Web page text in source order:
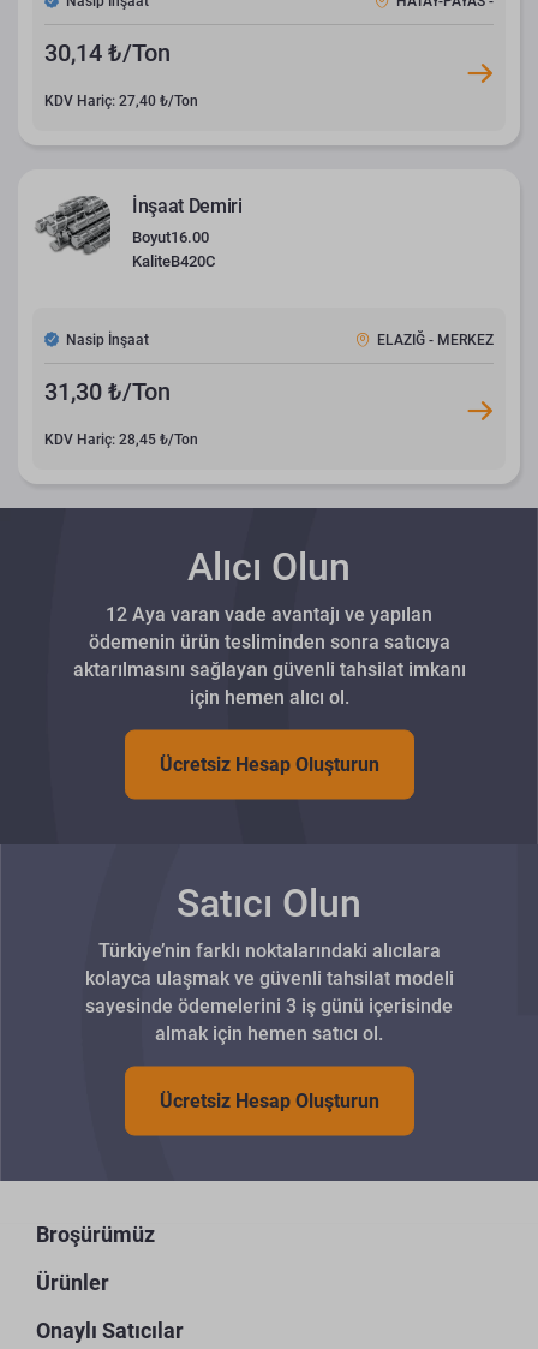
30,14 ₺/Ton
KDV Hariç: 27,40 ₺/Ton
İnşaat Demiri
Boyut16.00
KaliteB420C
Nasip İnşaat ELAZIĞ - MERKEZ
31,30 ₺/Ton
KDV Hariç: 28,45 ₺/Ton
Alıcı Olun
12 Aya varan vade avantajı ve yapılan
ödemenin ürün tesliminden sonra satıcıya
aktarılmasını sağlayan güvenli tahsilat imkanı
için hemen alıcı ol.
Ücretsiz Hesap Oluşturun
Satıcı Olun
Türkiye’nin farklı noktalarındaki alıcılara
kolayca ulaşmak ve güvenli tahsilat modeli
sayesinde ödemelerini 3 iş günü içerisinde
almak için hemen satıcı ol.
Ücretsiz Hesap Oluşturun
Broşürümüz
Ürünler
Onaylı Satıcılar